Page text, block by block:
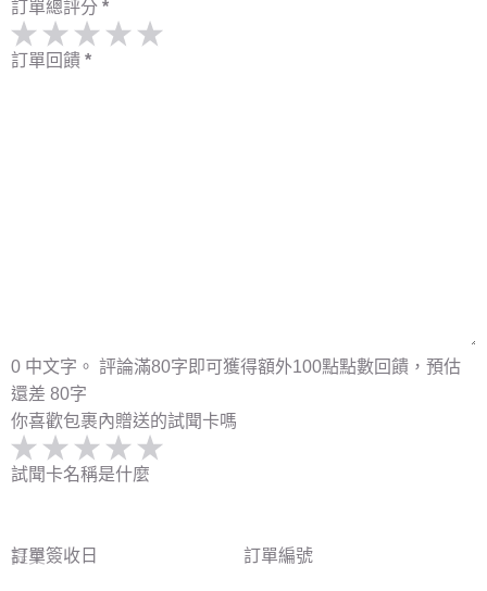
訂單總評分 *
訂單回饋 *
0 中文字。 評論滿80字即可獲得額外100點點數回饋，預估
還差 80字
你喜歡包裹內贈送的試聞卡嗎
試聞卡名稱是什麼
訂單簽收日 訂單編號
提交